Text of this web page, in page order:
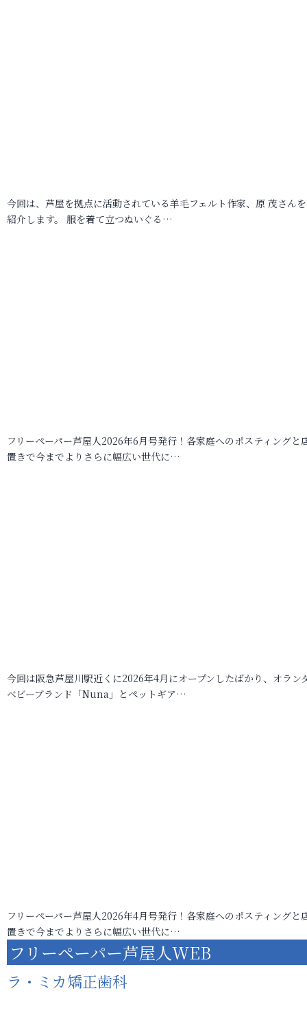
今回は、芦屋を拠点に活動されている羊毛フェルト作家、原 茂さん
紹介します。 服を着て立つぬいぐる…
フリーペーパー芦屋人2026年6月号発行！各家庭へのポスティングと
置きで今までよりさらに幅広い世代に…
今回は阪急芦屋川駅近くに2026年4月にオープンしたばかり、オラン
ベビーブランド「Nuna」とペットギア…
フリーペーパー芦屋人2026年4月号発行！各家庭へのポスティングと
置きで今までよりさらに幅広い世代に…
フリーペーパー芦屋人WEB
ラ・ミカ矯正歯科